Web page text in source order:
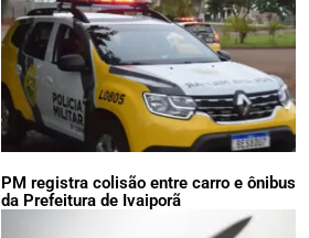
PM registra colisão entre carro e ônibus
da Prefeitura de Ivaiporã